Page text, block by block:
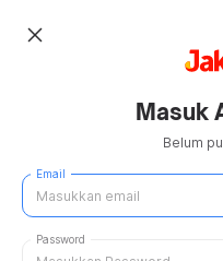
close
Masuk
Belum
Email
Password